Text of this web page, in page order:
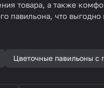
товара, а также
павильона, что
Цветочные павильоны с